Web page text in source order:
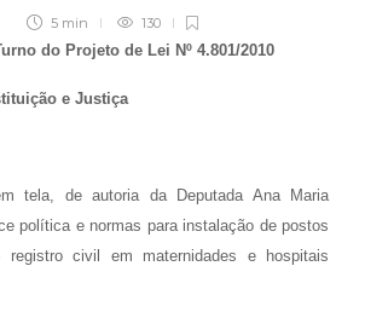
5 min 130
do Projeto de Lei Nº 4.801/2010
e Justiça
tela, de autoria da Deputada Ana Maria
política e normas para instalação de postos
registro civil em maternidades e hospitais